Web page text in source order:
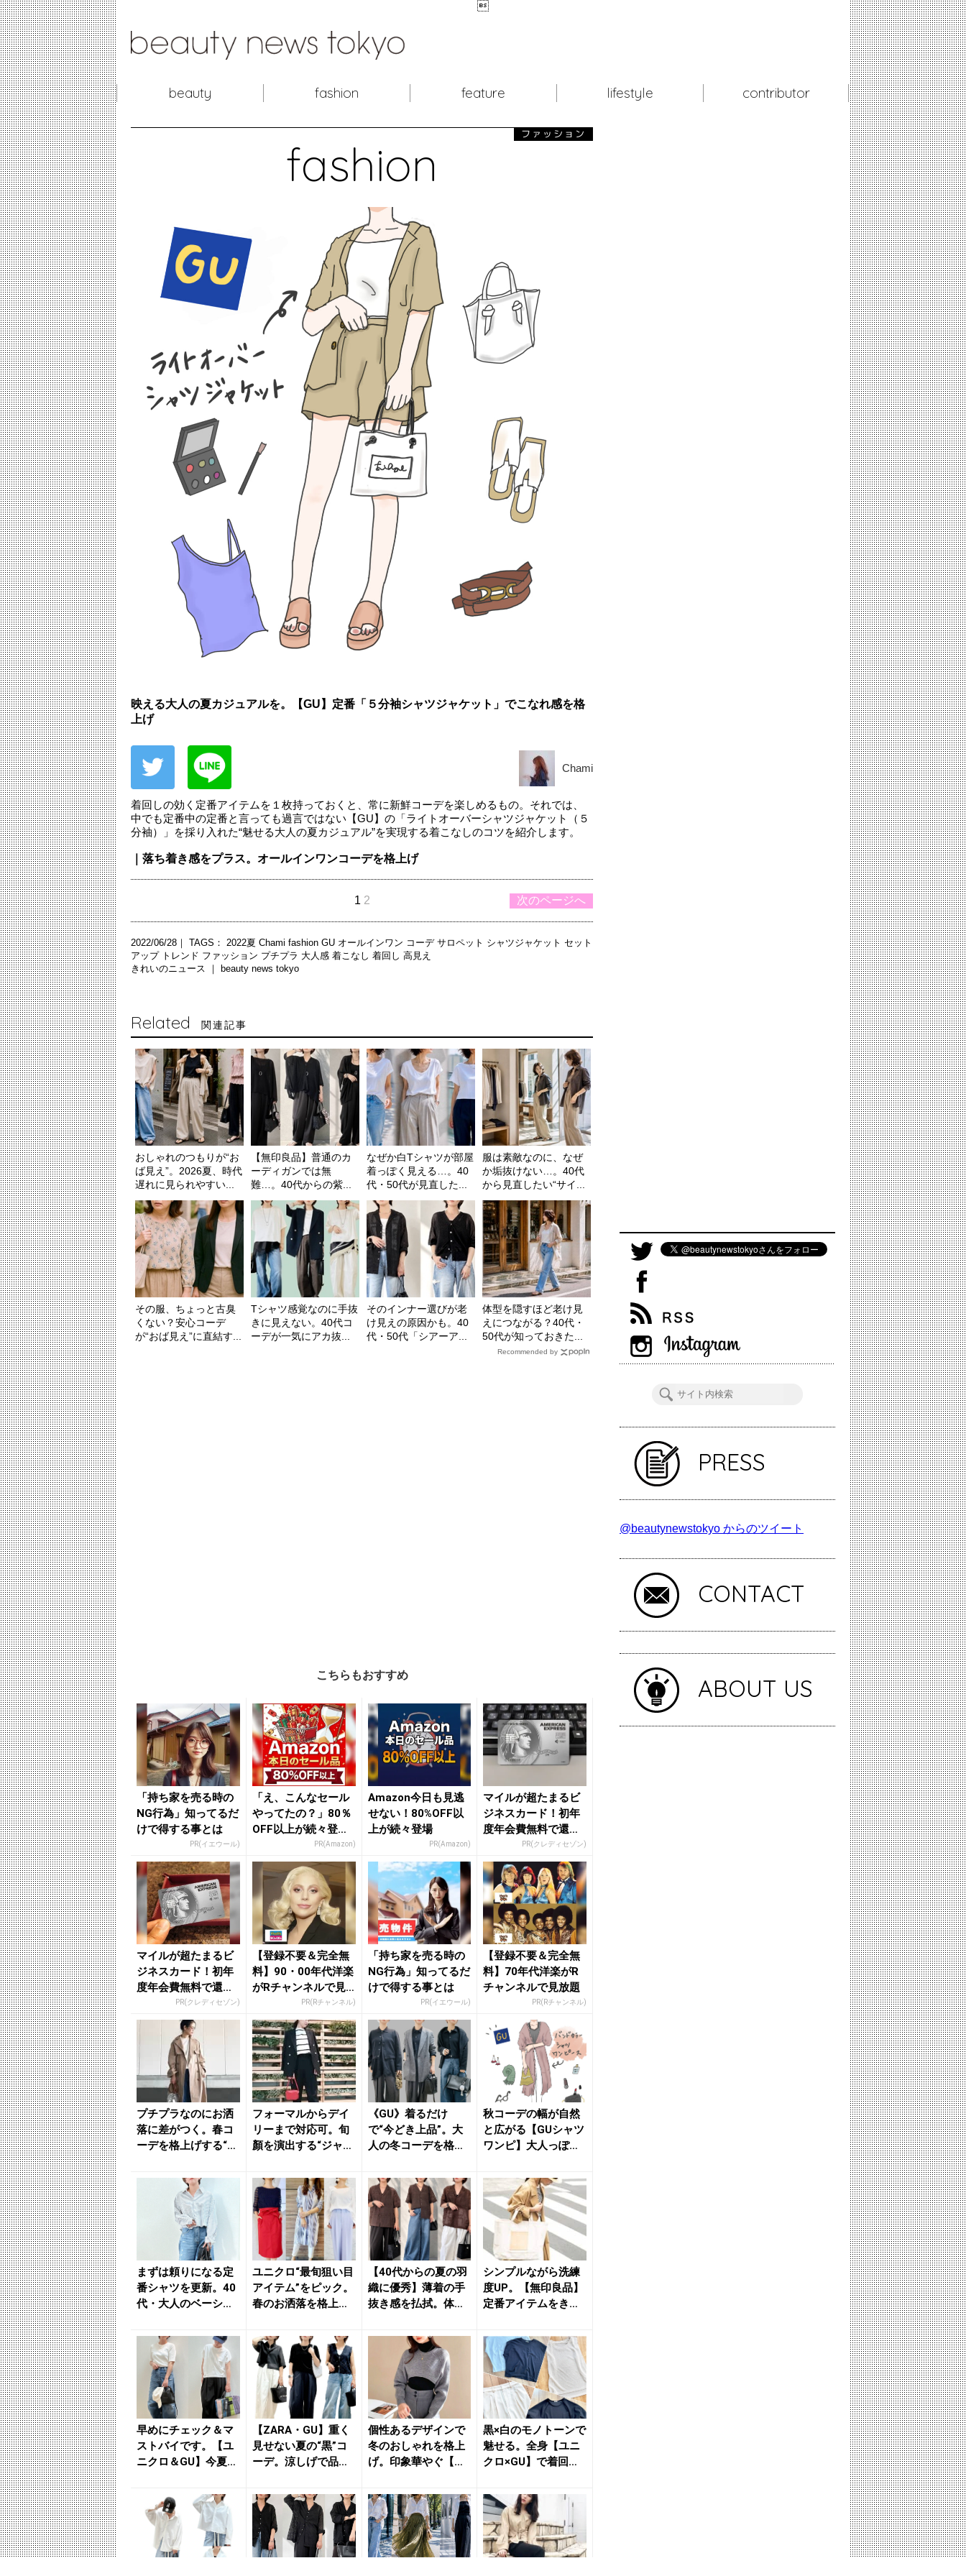

beauty fashion feature lifestyle contributor
fashion
ファッション
映える大人の夏カジュアルを。【GU】定番「５分袖シャツジャケット」でこなれ感を格
上げ
Chami
着回しの効く定番アイテムを１枚持っておくと、常に新鮮コーデを楽しめるもの。それでは、
中でも定番中の定番と言っても過言ではない【GU】の「ライトオーバーシャツジャケット（５
分袖）」を採り入れた“魅せる大人の夏カジュアル”を実現する着こなしのコツを紹介します。
｜落ち着き感をプラス。オールインワンコーデを格上げ
次のページへ
1 2
2022/06/28｜ TAGS： 2022夏 Chami fashion GU オールインワン コーデ サロペット シャツジャケット セット
アップ トレンド ファッション プチプラ 大人感 着こなし 着回し 高見え
きれいのニュース ｜
beauty news tokyo
Related 関連記事
おしゃれのつもりが“お
ば見え”。2026夏、時代
遅れに見られやすい...
【無印良品】普通のカ
ーディガンでは無
難…。40代からの紫...
なぜか白Tシャツが部屋
着っぽく見える…。40
代・50代が見直した...
服は素敵なのに、なぜ
か垢抜けない…。40代
から見直したい“サイ...
その服、ちょっと古臭
くない？安心コーデ
が“おば見え”に直結す...
Tシャツ感覚なのに手抜
きに見えない。40代コ
ーデが一気にアカ抜...
そのインナー選びが老
け見えの原因かも。40
代・50代「シアーア...
体型を隠すほど老け見
えにつながる？40代・
50代が知っておきた...
Recommended by
こちらもおすすめ
「持ち家を売る時の
NG行為」知ってるだ
けで得する事とは
PR(イエウール)
「え、こんなセール
やってたの？」80％
OFF以上が続々登
場！Amazonの本気
が...
PR(Amazon)
Amazon今日も見逃
せない！80%OFF以
上が続々登場
PR(Amazon)
マイルが超たまるビ
ジネスカード！初年
度年会費無料で還元
率最大1.125%PR(クレディセゾン)
マイルが超たまるビ
ジネスカード！初年
度年会費無料で還元
率最大1.125%PR(クレディセゾン)
【登録不要＆完全無
料】90・00年代洋楽
がRチャンネルで見
PR(Rチャンネル)
「持ち家を売る時の
NG行為」知ってるだ
けで得する事とは
PR(イエウール)
【登録不要＆完全無
料】70年代洋楽がR
チャンネルで見放題
PR(Rチャンネル)
プチプラなのにお洒
落に差がつく。春コ
ーデを格上げする“買
ム”をチ...
フォーマルからデイ
リーまで対応可。旬
顏を演出する“ジャケ
なし...
《GU》着るだけ
で“今どき上品”。大
人の冬コーデを格上
ト】の最...
秋コーデの幅が自然
と広がる【GUシャツ
ワンピ】大人っぽく
ント ...
まずは頼りになる定
番シャツを更新。40
代・大人のベーシッ
短丈...
ユニクロ“最旬狙い目
アイテム”をピック。
春のお洒落を格上げ
まと...
【40代からの夏の羽
織に優秀】薄着の手
抜き感を払拭。体型
う「刺...
シンプルながら洗練
度UP。【無印良品】
定番アイテムをきれ
方に ...
早めにチェック＆マ
ストバイです。【ユ
ニクロ＆GU】今夏の
【ZARA・GU】重く
見せない夏の“黒”コ
ーデ。涼しげで品よ
び」...
個性あるデザインで
冬のおしゃれを格上
げ。印象華やぐ【狙
ム】５選 ...
黒×白のモノトーンで
魅せる。全身【ユニ
クロ×GU】で着回す
...
PRESS
@beautynewstokyo からのツイート
CONTACT
ABOUT US